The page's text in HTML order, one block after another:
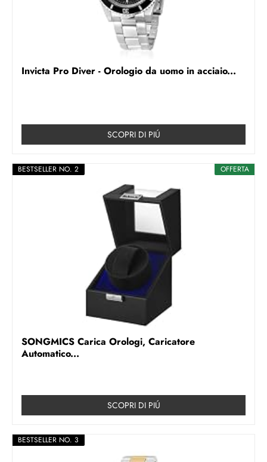
Invicta Pro Diver - Orologio da uomo in acciaio...
SCOPRI DI PIÚ
OFFERTA
BESTSELLER NO. 2
SONGMICS Carica Orologi, Caricatore
Automatico...
SCOPRI DI PIÚ
BESTSELLER NO. 3